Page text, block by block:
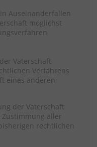
Auseinanderfallen
möglichst
Vaterschaft
Verfahrens
eines anderen
der Vaterschaft
aller
rechtlichen